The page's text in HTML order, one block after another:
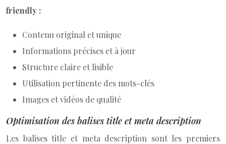
friendly :
Contenu original et unique
Informations précises et à jour
Structure claire et lisible
Utilisation pertinente des mots-clés
Images et vidéos de qualité
Optimisation des balises title et meta description
Les balises title et meta description sont les premiers